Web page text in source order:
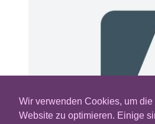
Wir verwenden Cookies, um
Website zu optimieren. Einige